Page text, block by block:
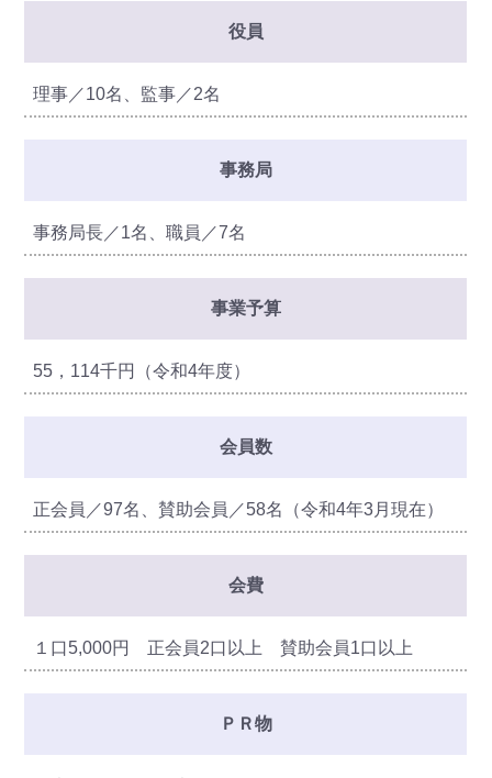
役員
理事／10名、監事／2名
事務局
事務局長／1名、職員／7名
事業予算
55，114千円（令和4年度）
会員数
正会員／97名、賛助会員／58名（令和4年3月現在）
会費
１口5,000円 正会員2口以上 賛助会員1口以上
ＰＲ物